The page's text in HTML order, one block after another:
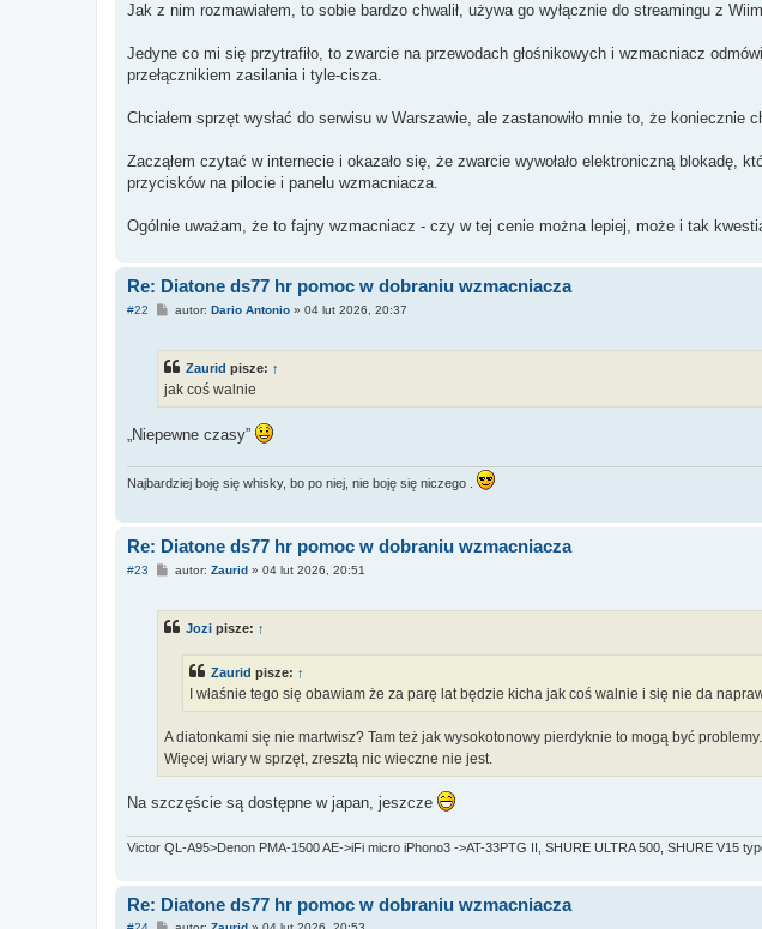
Jak z nim rozmawiałem, to sobie bardzo chwalił, używa go wyłącznie do streamingu z
Jedyne co mi się przytrafiło, to zwarcie na przewodach głośnikowych i wzmacniacz
przełącznikiem zasilania i tyle-cisza.
Chciałem sprzęt wysłać do serwisu w Warszawie, ale zastanowiło mnie to, że koniecznie
Zacząłem czytać w internecie i okazało się, że zwarcie wywołało elektroniczną blokadę,
przycisków na pilocie i panelu wzmacniacza.
Ogólnie uważam, że to fajny wzmacniacz - czy w tej cenie można lepiej, może i tak
Re: Diatone ds77 hr pomoc w dobraniu wzmacniacza
#22
P
t
autor: Dario Antonio» 04 lut 2026, 20:37
Zaurid pisze: ↑
jak coś walnie
„Niepewne czasy”
Najbardziej boję się whisky, bo po niej, nie boję się niczego .
Re: Diatone ds77 hr pomoc w dobraniu wzmacniacza
#23
P
t
autor: Zaurid» 04 lut 2026, 20:51
Jozi pisze: ↑
Zaurid pisze: ↑
I właśnie tego się obawiam że za parę lat będzie kicha jak coś walnie i się nie da
A diatonkami się nie martwisz? Tam też jak wysokotonowy pierdyknie to mogą być problemy.
Więcej wiary w sprzęt, zresztą nic wieczne nie jest.
Na szczęście są dostępne w japan, jeszcze
Victor QL-A95>Denon PMA-1500 AE->iFi micro iPhono3 ->AT-33PTG II, SHURE ULTRA 500, SHURE V15
Re: Diatone ds77 hr pomoc w dobraniu wzmacniacza